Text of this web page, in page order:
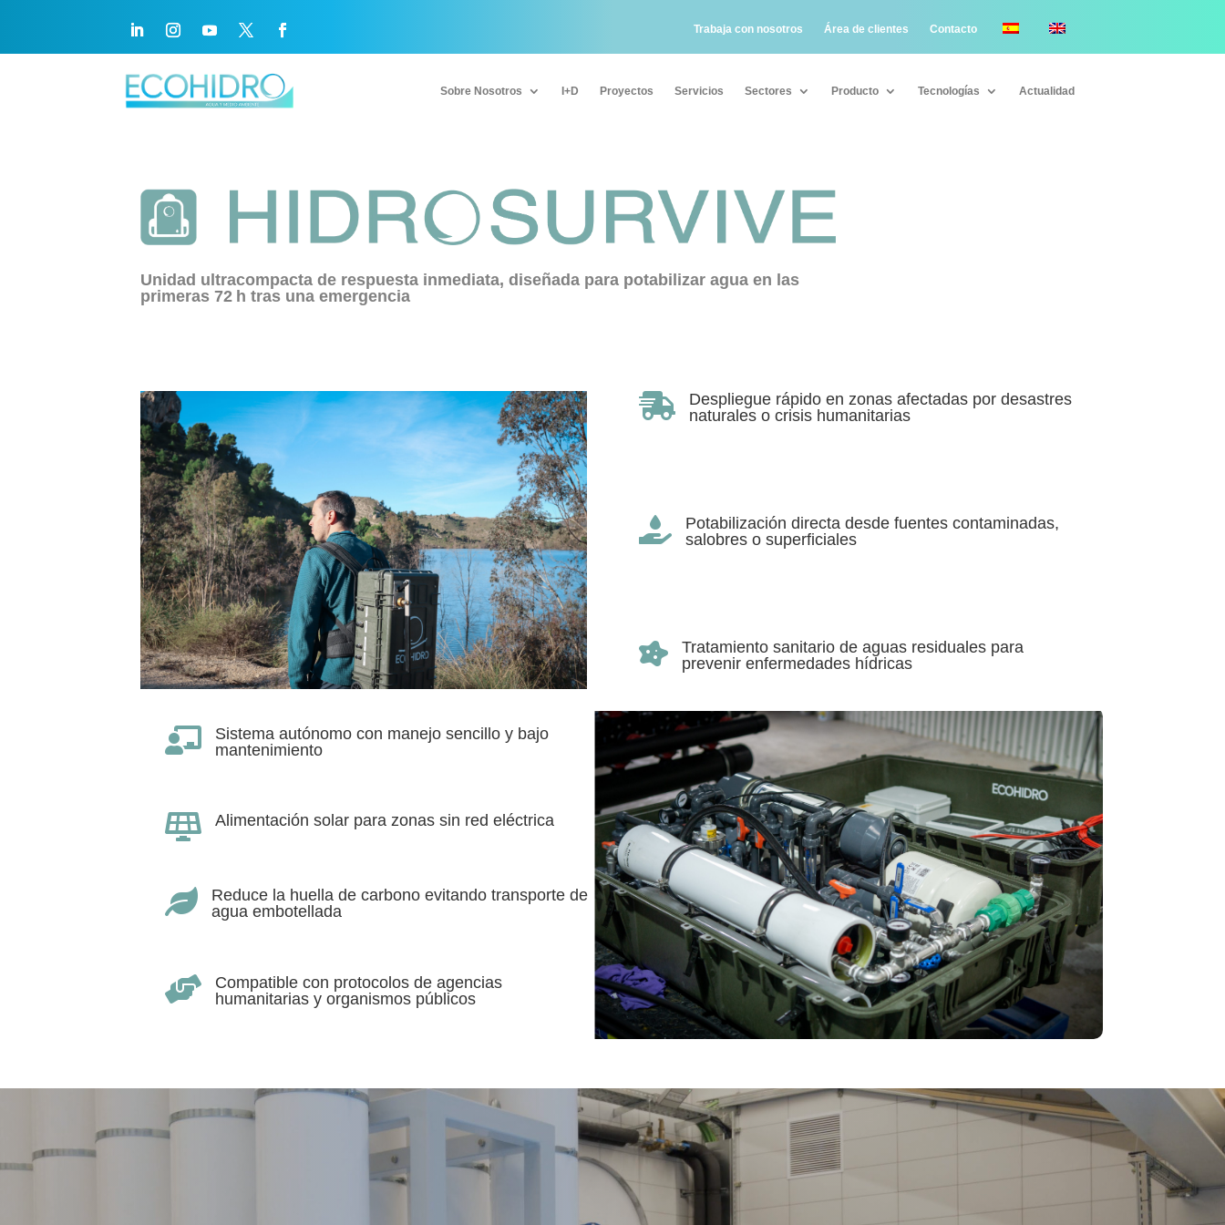
Trabaja con nosotros Área de clientes Contacto
Sobre Nosotros I+D Proyectos Servicios Sectores Producto Tecnologías Actualidad
Sobre Nosotros I+D Proyectos Servicios Sectores Producto Tecnologías Actualidad
Unidad ultracompacta de respuesta inmediata, diseñada para potabilizar agua en las
primeras 72 h tras una emergencia

Despliegue rápido en zonas afectadas por desastres
naturales o crisis humanitarias

Potabilización directa desde fuentes contaminadas,
salobres o superficiales

Tratamiento sanitario de aguas residuales para
prevenir enfermedades hídricas

Sistema autónomo con manejo sencillo y bajo
mantenimiento
 Alimentación solar para zonas sin red eléctrica

Reduce la huella de carbono evitando transporte de
agua embotellada

Compatible con protocolos de agencias
humanitarias y organismos públicos